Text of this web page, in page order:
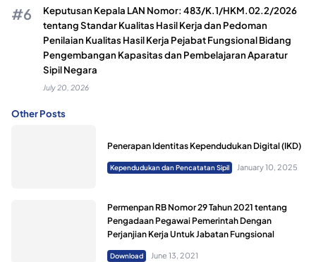
Keputusan Kepala LAN Nomor: 483/K.1/HKM.02.2/2026
tentang Standar Kualitas Hasil Kerja dan Pedoman
Penilaian Kualitas Hasil Kerja Pejabat Fungsional Bidang
Pengembangan Kapasitas dan Pembelajaran Aparatur
Sipil Negara
July 20, 2026
Other Posts
Penerapan Identitas Kependudukan Digital (IKD)
Kependudukan dan Pencatatan Sipil January 10, 2025
Permenpan RB Nomor 29 Tahun 2021 tentang
Pengadaan Pegawai Pemerintah Dengan
Perjanjian Kerja Untuk Jabatan Fungsional
Download June 13, 2021